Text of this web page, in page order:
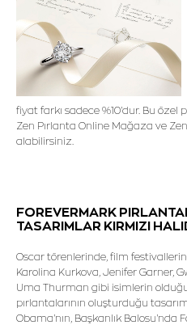
fiyat farkı sadece %10'dur. Bu özel
Zen Pırlanta Online Mağaza ve
alabilirsiniz.
FOREVERMARK
TASARIMLAR KIRMIZI
Oscar törenlerinde, film
Karolina Kurkova, Jenifer Garner,
Uma Thurman gibi isimlerin
pırlantalarının oluşturduğu
Obama'nın, Başkanlık Balosu'nda